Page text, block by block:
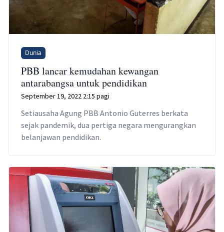
Dunia
PBB lancar kemudahan kewangan
antarabangsa untuk pendidikan
September 19, 2022 2:15 pagi
Setiausaha Agung PBB Antonio Guterres berkata
sejak pandemik, dua pertiga negara mengurangkan
belanjawan pendidikan.